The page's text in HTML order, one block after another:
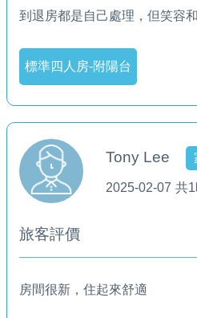
到退房都是自己處理，但笑容
標準四人房-附陽台
Tony Lee
2025-02-07 共
旅客評價
房間很新，住起來舒適